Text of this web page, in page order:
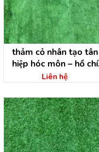
thảm cỏ nhân tạo tân
hiệp hóc môn – hồ chí
minh
Liên hệ